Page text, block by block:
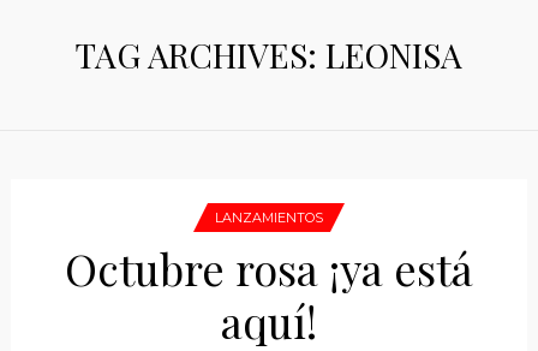
TAG ARCHIVES: LEONISA
LANZAMIENTOS
Octubre rosa ¡ya está
aquí!